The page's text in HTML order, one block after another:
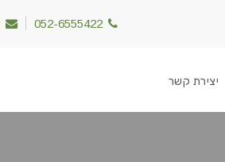
052-6555422
יצירת קשר